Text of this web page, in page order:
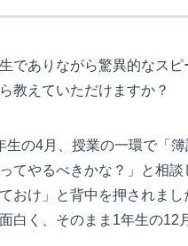
でありながら驚異的なス
教えていただけますか？
生の4月、授業の一環で「
てやるべきかな？」と相
おけ」と背中を押されま
白く、そのまま1年生の12